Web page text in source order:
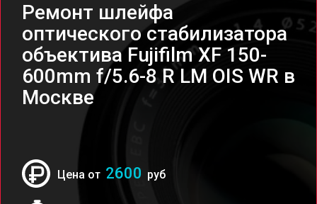
Ремонт шлейфа
оптического стабилизатора
объектива Fujifilm XF 150-
600mm f/5.6-8 R LM OIS WR в
Москве
Цена от 2600 руб